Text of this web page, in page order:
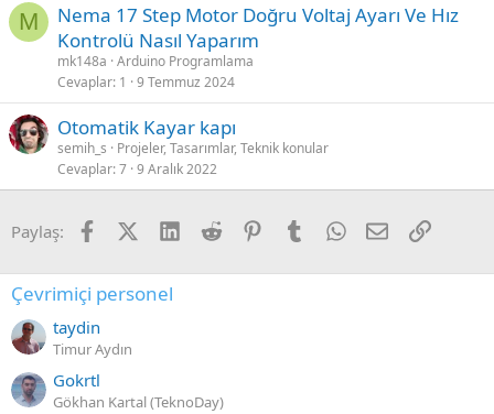
M
Nema 17 Step Motor Doğru Voltaj Ayarı Ve Hız
Kontrolü Nasıl Yaparım
mk148a Arduino Programlama
Cevaplar 1 9 Temmuz 2024
Otomatik Kayar kapı
semih_s
Projeler, Tasarımlar, Teknik konular
Cevaplar 7 9 Aralık 2022
Paylaş: FacebookX (Twitter)
LinkedIn
Reddit PinterestTumblrWhatsApp
E-postaLink
Çevrimiçi personel
taydin
Timur Aydın
Gokrtl
Gökhan Kartal (TeknoDay)